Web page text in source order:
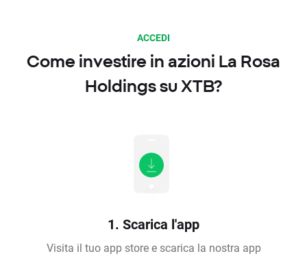
ACCEDI
Come investire in azioni La Rosa
Holdings su XTB?
1. Scarica l'app
Visita il tuo app store e scarica la nostra app